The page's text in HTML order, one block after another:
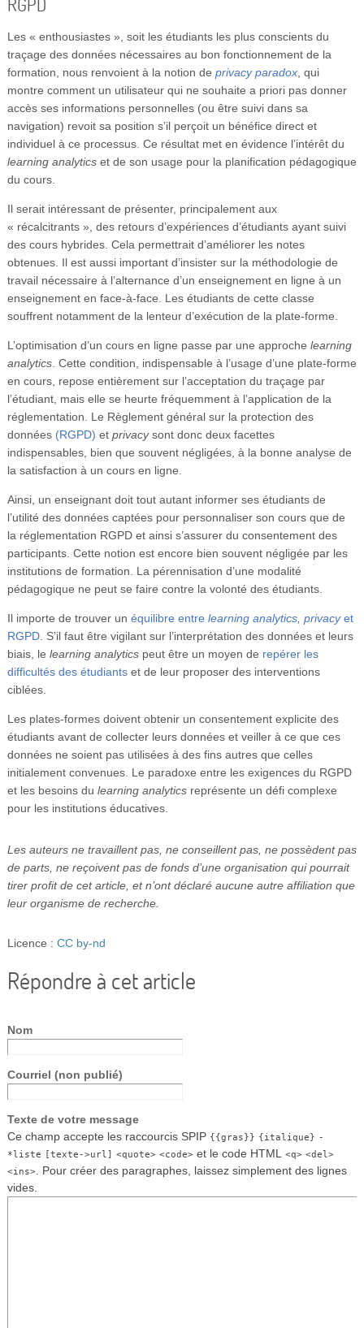
Les « enthousiastes », soit les étudiants les plus conscients du
traçage des données nécessaires au bon fonctionnement de la
formation, nous renvoient à la notion de privacy paradox, qui
montre comment un utilisateur qui ne souhaite a priori pas donner
accès ses informations personnelles (ou être suivi dans sa
navigation) revoit sa position s’il perçoit un bénéfice direct et
individuel à ce processus. Ce résultat met en évidence l’intérêt du
learning analyticset de son usage pour la planification pédagogique
du cours.
Il serait intéressant de présenter, principalement aux
« récalcitrants », des retours d’expériences d’étudiants ayant suivi
des cours hybrides. Cela permettrait d’améliorer les notes
obtenues. Il est aussi important d’insister sur la méthodologie de
travail nécessaire à l’alternance d’un enseignement en ligne à un
enseignement en face-à-face. Les étudiants de cette classe
souffrent notamment de la lenteur d’exécution de la plate-forme.
L’optimisation d’un cours en ligne passe par une approche learning
analytics. Cette condition, indispensable à l’usage d’une plate-forme
en cours, repose entièrement sur l’acceptation du traçage par
l’étudiant, mais elle se heurte fréquemment à l’application de la
réglementation. Le Règlement général sur la protection des
données (RGPD) et privacysont donc deux facettes
indispensables, bien que souvent négligées, à la bonne analyse de
la satisfaction à un cours en ligne.
Ainsi, un enseignant doit tout autant informer ses étudiants de
l’utilité des données captées pour personnaliser son cours que de
la réglementation RGPD et ainsi s’assurer du consentement des
participants. Cette notion est encore bien souvent négligée par les
institutions de formation. La pérennisation d’une modalité
pédagogique ne peut se faire contre la volonté des étudiants.
Il importe de trouver un équilibre entre learning analytics, privacyet
RGPD. S’il faut être vigilant sur l’interprétation des données et leurs
biais, le learning analyticspeut être un moyen de repérer les
difficultés des étudiantset de leur proposer des interventions
ciblées.
Les plates-formes doivent obtenir un consentement explicite des
étudiants avant de collecter leurs données et veiller à ce que ces
données ne soient pas utilisées à des fins autres que celles
initialement convenues. Le paradoxe entre les exigences du RGPD
et les besoins du learning analyticsreprésente un défi complexe
pour les institutions éducatives.
Les auteurs ne travaillent pas, ne conseillent pas, ne possèdent pas
de parts, ne reçoivent pas de fonds d’une organisation qui pourrait
tirer profit de cet article, et n’ont déclaré aucune autre affiliation que
leur organisme de recherche.
Licence : CC by-nd
Répondre à cet article
Nom
Courriel (non publié)
Texte de votre message
Ce champ accepte les raccourcis SPIP {{gras}} {italique} -
*liste [texte->url] <quote> <code>et le code HTML <q> <del>
<ins>. Pour créer des paragraphes, laissez simplement des lignes
vides.